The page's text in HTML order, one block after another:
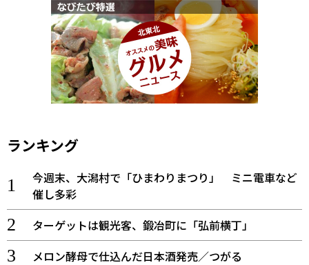
ランキング
今週末、大潟村で「ひまわりまつり」 ミニ電車など
催し多彩
ターゲットは観光客、鍛冶町に「弘前横丁」
メロン酵母で仕込んだ日本酒発売／つがる